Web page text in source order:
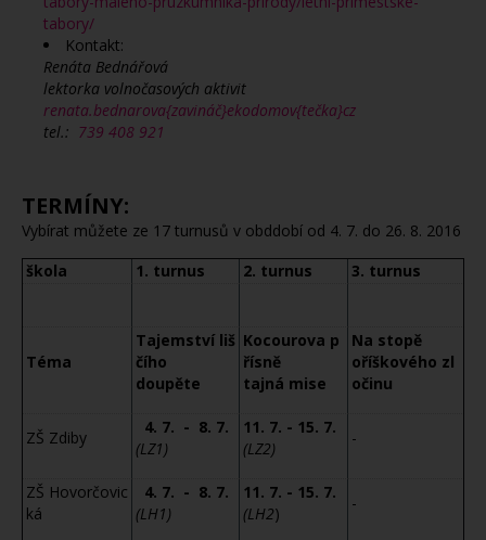
tabory/
Kontakt:
Renáta Bednářová
lektorka volnočasových aktivit
renata.bednarova{zavináč}ekodomov{tečka}cz
tel.: 739 408 921
TERMÍNY:
Vybírat můžete ze 17 turnusů v obddobí od 4. 7. do 26. 8. 2016
škola
1. turnus 2. turnus 3. turnus
Téma
Tajemství liš
čího
doupěte
Kocourova p
řísně
tajná mise
Na stopě
oříškového zl
očinu
ZŠ Zdiby
4. 7. - 8. 7.
(LZ1)
11. 7. - 15. 7.
(LZ2)
-
ZŠ Hovorčovic
ká
4. 7. - 8. 7.
(LH1)
11. 7. - 15. 7.
(LH2)
-